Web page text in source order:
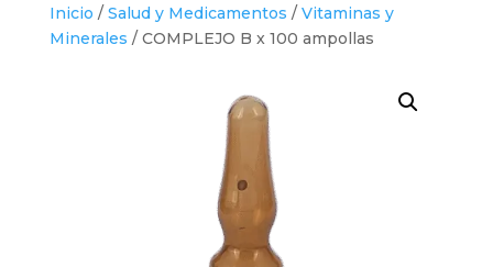
Inicio / Salud y Medicamentos / Vitaminas y
Minerales / COMPLEJO B x 100 ampollas